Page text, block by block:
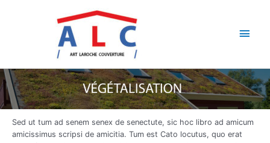
Sed ut tum ad senem senex de senectute, sic hoc libro ad amicum
amicissimus scripsi de amicitia. Tum est Cato locutus, quo erat